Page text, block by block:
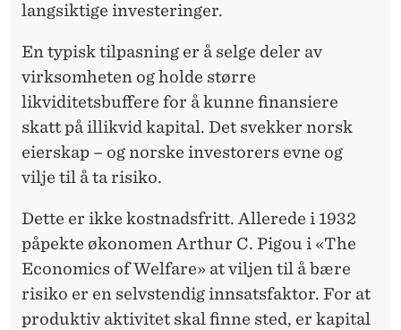
langsiktige investeringer.
En typisk tilpasning er å selge deler av
virksomheten og holde større
likviditetsbuffere for å kunne finansiere
skatt på illikvid kapital. Det svekker norsk
eierskap – og norske investorers evne og
vilje til å ta risiko.
Dette er ikke kostnadsfritt. Allerede i 1932
påpekte økonomen Arthur C. Pigou i «The
Economics of Welfare» at viljen til å bære
risiko er en selvstendig innsatsfaktor. For at
produktiv aktivitet skal finne sted, er kapital